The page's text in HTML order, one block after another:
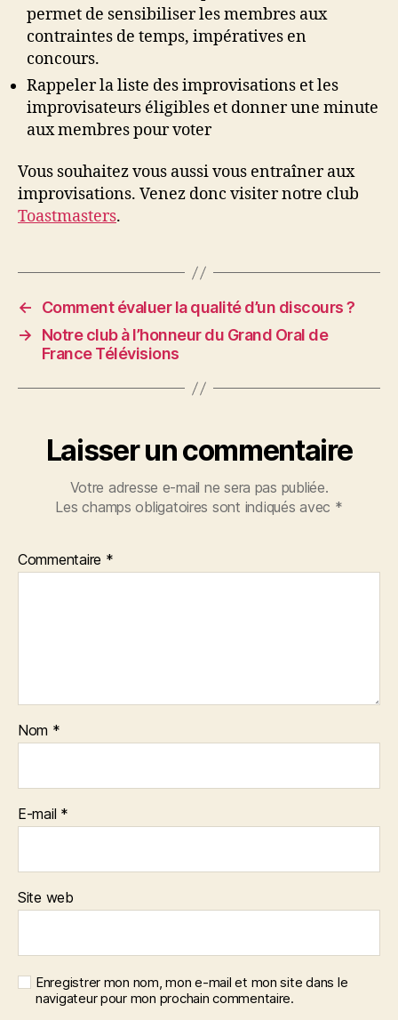
permet de sensibiliser les membres aux
contraintes de temps, impératives en
concours.
Rappeler la liste des improvisations et les
improvisateurs éligibles et donner une minute
aux membres pour voter
Vous souhaitez vous aussi vous entraîner aux
improvisations. Venez donc visiter notre club
Toastmasters.
←
Comment évaluer la qualité d’un discours ?
→
Notre club à l’honneur du Grand Oral de
France Télévisions
Laisser un commentaire
Votre adresse e-mail ne sera pas publiée.
Les champs obligatoires sont indiqués avec *
Commentaire *
Nom *
E-mail *
Site web
Enregistrer mon nom, mon e-mail et mon site dans le
navigateur pour mon prochain commentaire.